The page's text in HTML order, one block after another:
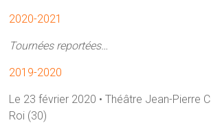
2020-2021
Tournées reportées…
2019-2020
Le 23 février 2020 • Théâtre Jean-Pierre
Roi (30)